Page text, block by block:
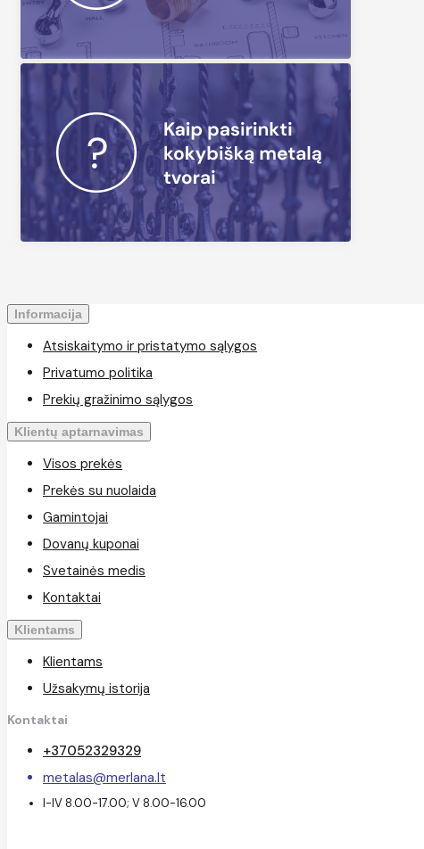
Informacija
Atsiskaitymo ir pristatymo sąlygos
Privatumo politika
Prekių gražinimo sąlygos
Klientų aptarnavimas
Visos prekės
Prekės su nuolaida
Gamintojai
Dovanų kuponai
Svetainės medis
Kontaktai
Klientams
Klientams
Užsakymų istorija
Kontaktai
+37052329329
metalas@merlana.lt
I-IV 8.00-17.00; V 8.00-16.00